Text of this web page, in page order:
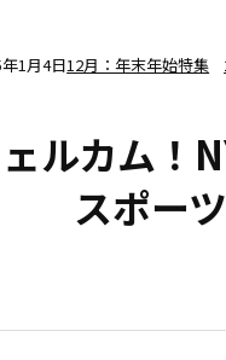
1月4日12月：年末年始特集
ルカム！
スポー